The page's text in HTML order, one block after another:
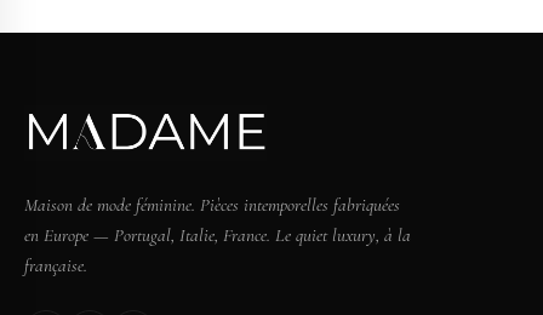
Maison de mode féminine. Pièces intemporelles fabriquées
en Europe — Portugal, Italie, France. Le quiet luxury, à la
française.